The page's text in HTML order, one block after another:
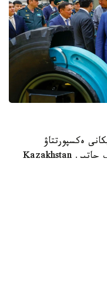
ەكسپورتتاۋ
ماسەلەسى بويىنشا كەلىسسوزدەر ءجۇرىپ جاتىر. Kazakhstan